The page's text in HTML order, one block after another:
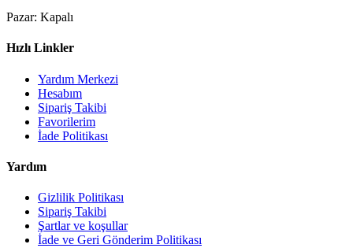
Pazar: Kapalı
Hızlı Linkler
Yardım Merkezi
Hesabım
Sipariş Takibi
Favorilerim
İade Politikası
Yardım
Gizlilik Politikası
Sipariş Takibi
Şartlar ve koşullar
İade ve Geri Gönderim Politikası